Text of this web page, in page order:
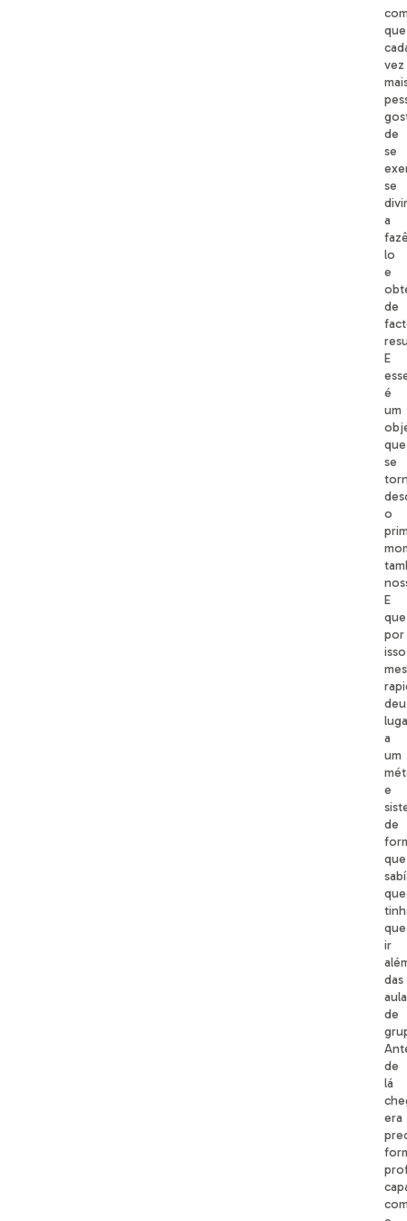
que
vez
de
se
se
a
lo
e
de
E
é
um
que
se
o
E
por
isso
deu
a
um
e
de
que
que
que
ir
das
de
de
lá
era